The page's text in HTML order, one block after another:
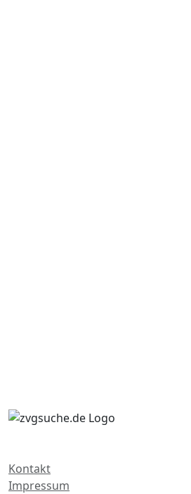
Kontakt
Impressum